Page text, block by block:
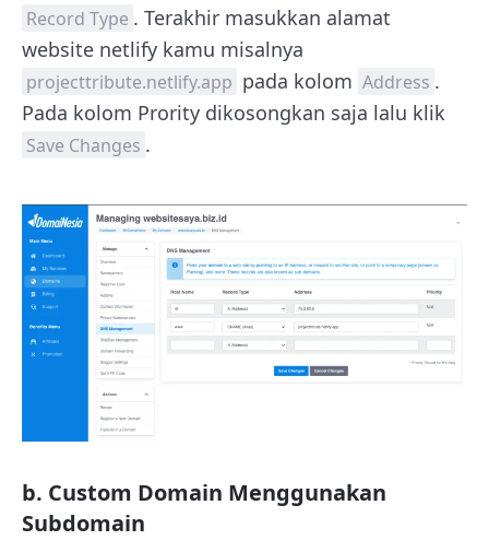
Record Type . Terakhir masukkan alamat
website netlify kamu misalnya
projecttribute.netlify.app pada kolom Address .
Pada kolom Prority dikosongkan saja lalu klik
Save Changes .
b. Custom Domain Menggunakan
Subdomain